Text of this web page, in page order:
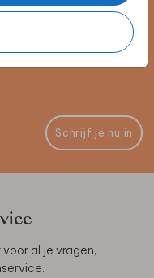
Schrijf je nu in
al je vragen,
.